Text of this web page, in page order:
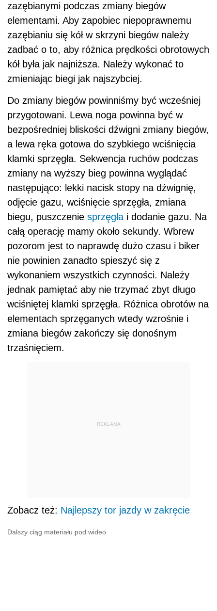
zazębianymi podczas zmiany biegów
elementami. Aby zapobiec niepoprawnemu
zazębianiu się kół w skrzyni biegów należy
zadbać o to, aby różnica prędkości obrotowych
kół była jak najniższa. Należy wykonać to
zmieniając biegi jak najszybciej.
Do zmiany biegów powinniśmy być wcześniej
przygotowani. Lewa noga powinna być w
bezpośredniej bliskości dźwigni zmiany biegów,
a lewa ręka gotowa do szybkiego wciśnięcia
klamki sprzęgła. Sekwencja ruchów podczas
zmiany na wyższy bieg powinna wyglądać
następująco: lekki nacisk stopy na dźwignię,
odjęcie gazu, wciśnięcie sprzęgła, zmiana
biegu, puszczenie sprzęgłai dodanie gazu. Na
całą operację mamy około sekundy. Wbrew
pozorom jest to naprawdę dużo czasu i biker
nie powinien zanadto spieszyć się z
wykonaniem wszystkich czynności. Należy
jednak pamiętać aby nie trzymać zbyt długo
wciśniętej klamki sprzęgła. Różnica obrotów na
elementach sprzęganych wtedy wzrośnie i
zmiana biegów zakończy się donośnym
trzaśnięciem.
REKLAMA
Zobacz też: Najlepszy tor jazdy w zakręcie
Dalszy ciąg materiału pod wideo